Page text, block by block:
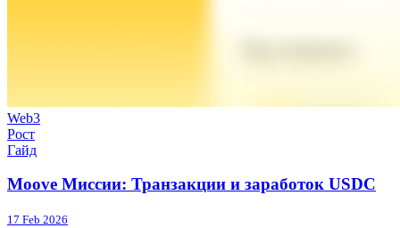
Web3
Рост
Гайд
Moove Миссии: Транзакции и заработок USDC
17 Feb 2026